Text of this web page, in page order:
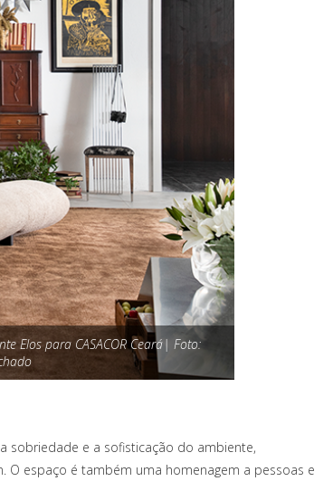
Elos para CASACOR Ceará| Foto:
e a sofisticação do ambiente,
O espaço é também uma homenagem a pessoas e